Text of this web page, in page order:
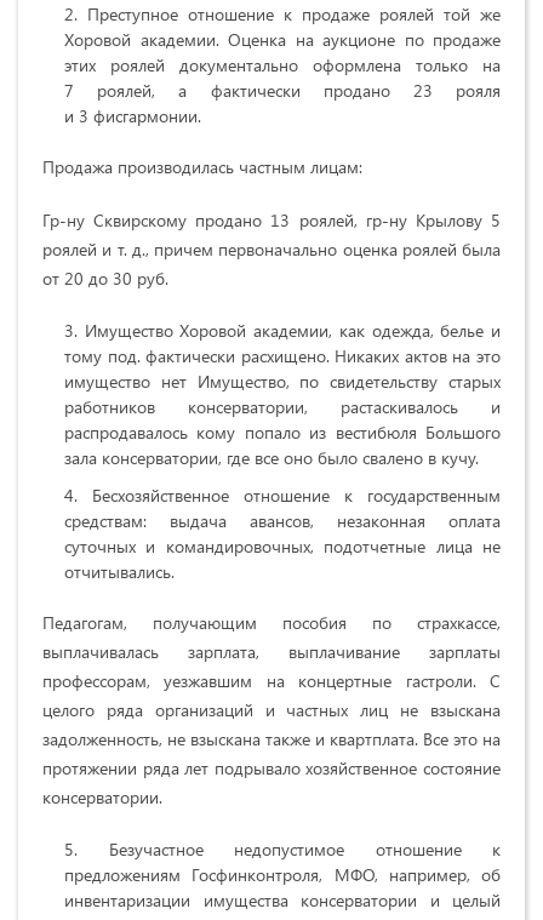
Преступное отношение к продаже роялей той же
Хоровой академии. Оценка на аукционе по продаже
этих роялей документально оформлена только на
7 роялей, а фактически продано 23 рояля
и 3 фисгармонии.
Продажа производилась частным лицам:
Гр-ну Сквирскому продано 13 роялей, гр-ну Крылову 5
роялей и т. д., причем первоначально оценка роялей была
от 20 до 30 руб.
Имущество Хоровой академии, как одежда, белье и
тому под. фактически расхищено. Никаких актов на это
имущество нет Имущество, по свидетельству старых
работников консерватории, растаскивалось и
распродавалось кому попало из вестибюля Большого
зала консерватории, где все оно было свалено в кучу.
Бесхозяйственное отношение к государственным
средствам: выдача авансов, незаконная оплата
суточных и командировочных, подотчетные лица не
отчитывались.
Педагогам, получающим пособия по страхкассе,
выплачивалась зарплата, выплачивание зарплаты
профессорам, уезжавшим на концертные гастроли. С
целого ряда организаций и частных лиц не взыскана
задолженность, не взыскана также и квартплата. Все это на
протяжении ряда лет подрывало хозяйственное состояние
консерватории.
Безучастное недопустимое отношение к
предложениям Госфинконтроля, МФО, например, об
инвентаризации имущества консерватории и целый